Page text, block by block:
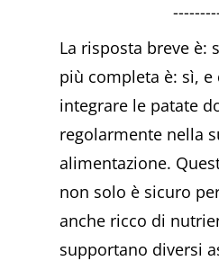
La risposta breve è:
più completa è: sì, e
integrare le patate
regolarmente nella
alimentazione.
non solo è sicuro
anche ricco di
supportano diversi